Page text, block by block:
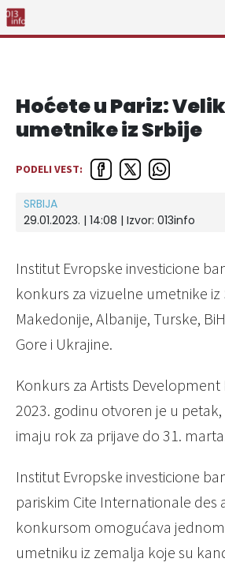
Hoćete u Pariz:
umetnike iz Srbije
PODELI VEST:
SRBIJA
29.01.2023. | 14:08 | Izvor: 013info
Institut Evropske investicione
konkurs za vizuelne umetnike iz
Makedonije, Albanije, Turske,
Gore i Ukrajine.
Konkurs za Artists
2023. godinu otvoren je u
imaju rok za prijave do 31.
Institut Evropske investicione
pariskim Cite Internationale des
konkursom omogućava
umetniku iz zemalja koje su